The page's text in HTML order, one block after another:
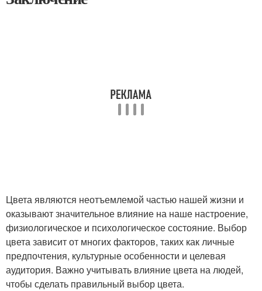
Цвета являются неотъемлемой частью нашей жизни и
оказывают значительное влияние на наше настроение,
физиологическое и психологическое состояние. Выбор
цвета зависит от многих факторов, таких как личные
предпочтения, культурные особенности и целевая
аудитория. Важно учитывать влияние цвета на людей,
чтобы сделать правильный выбор цвета.